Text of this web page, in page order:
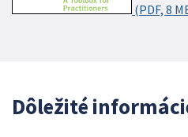
(PDF, 8
Dôležité